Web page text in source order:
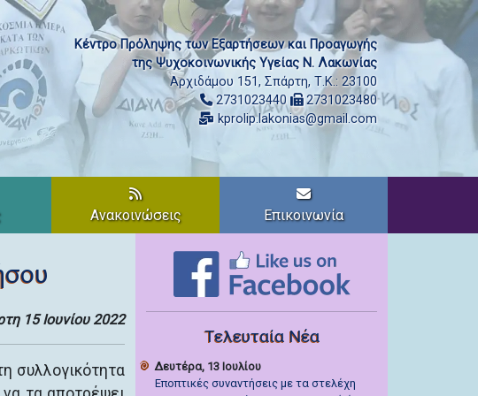
Κέντρο Πρόληψης των Εξαρτήσεων και Προαγωγής
της Ψυχοκοινωνικής Υγείας Ν. Λακωνίας
Αρχιδάμου 151, Σπάρτη, Τ.Κ.: 23100
2731023440
2731023480
kprolip.lakonias@gmail.com
Ανακοινώσεις Επικοινωνία
15 Ιουνίου 2022
συλλογικότητα
Τελευταία Νέα
Δευτέρα, 13 Ιουλίου
Εποπτικές συναντήσεις με τα στελέχη